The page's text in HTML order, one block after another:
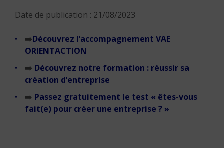
Date de publication : 21/08/2023
➡️Découvrez l’accompagnement VAE
ORIENTACTION
➡️ Découvrez notre formation : réussir sa
création d’entreprise
➡️ Passez gratuitement le test « êtes-vous
fait(e) pour créer une entreprise ? »